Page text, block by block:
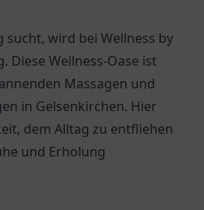
sucht, wird bei Wellness by
Diese Wellness-Oase ist
Massagen und
in Gelsenkirchen. Hier
dem Alltag zu entfliehen
und Erholung